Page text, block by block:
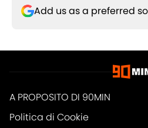
Add us as a preferred
A PROPOSITO DI 90MIN
Politica di Cookie